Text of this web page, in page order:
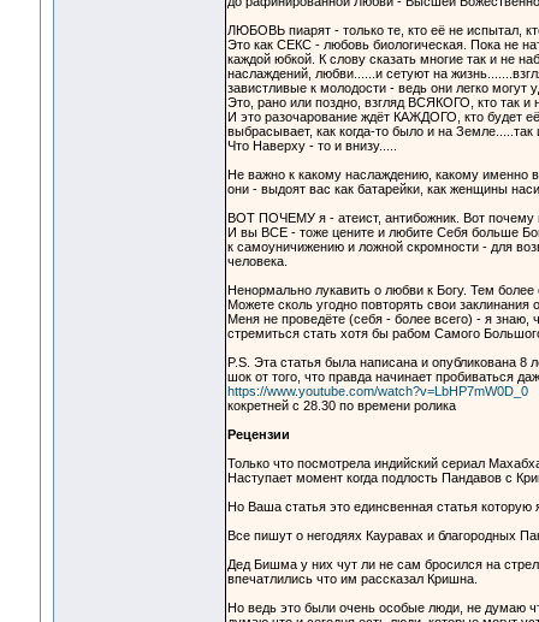
ЛЮБОВЬ пиарят - только те, кто её не испытал,
Это как СЕКС - любовь биологическая. Пока не
каждой юбкой. К слову сказать многие так и не
наслаждений, любви......и сетуют на
завистливые к молодости - ведь они легко
Это, рано или поздно, взгляд ВСЯКОГО, кто так
И это разочарование ждёт КАЖДОГО, кто будет
выбрасывает, как когда-то было и на
Что Наверху - то и внизу.....
Не важно к какому наслаждению, какому именно
они - выдоят вас как батарейки, как женщины
ВОТ ПОЧЕМУ я - атеист, антибожник. Вот
И вы ВСЕ - тоже цените и любите Себя больше
к самоуничижению и ложной скромности - для
человека.
Ненормально лукавить о любви к Богу. Тем
Можете сколь угодно повторять свои заклинания
Меня не проведёте (себя - более всего) - я
стремиться стать хотя бы рабом Самого
P.S. Эта статья была написана и опубликована
шок от того, что правда начинает пробиваться
https://www.youtube.com/watch?v=LbHP7mW0D_0
кокретней с 28.30 по времени ролика
Рецензии
Только что посмотрела индийский сериал
Наступает момент когда подлость Пандавов с
Но Ваша статья это единсвенная статья
Все пишут о негодяях Кауравах и благородных
Дед Бишма у них чут ли не сам бросился на
впечатлились что им рассказал Кришна.
Но ведь это были очень особые люди, не думаю